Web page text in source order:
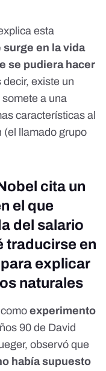
esta
en la vida
se pudiera hacer
decir, existe un
a una
características al
(el llamado grupo
cita un
el que
del salario
traducirse en
explicar
naturales
experimento
90 de David
observó que
había supuesto